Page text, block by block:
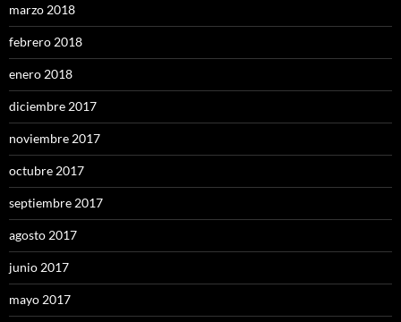
marzo 2018
febrero 2018
enero 2018
diciembre 2017
noviembre 2017
octubre 2017
septiembre 2017
agosto 2017
junio 2017
mayo 2017